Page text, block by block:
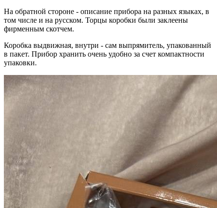
На обратной стороне - описание прибора на разных языках, в
том числе и на русском. Торцы коробки были заклеены
фирменным скотчем.
Коробка выдвижная, внутри - сам выпрямитель, упакованный
в пакет. Прибор хранить очень удобно за счет компактности
упаковки.